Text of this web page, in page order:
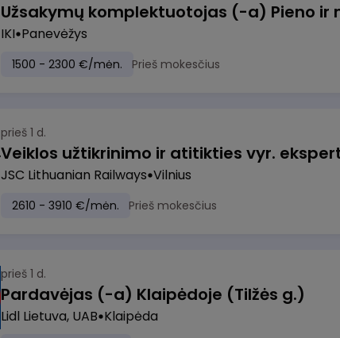
IKI Panevėžys
1500 - 2300 €/mėn. Prieš mokesčius
prieš 1 d.
JSC Lithuanian Railways Vilnius
2610 - 3910 €/mėn. Prieš mokesčius
prieš 1 d.
Pardavėjas (-a) Klaipėdoje (Tilžės g.)
Lidl Lietuva, UAB Klaipėda